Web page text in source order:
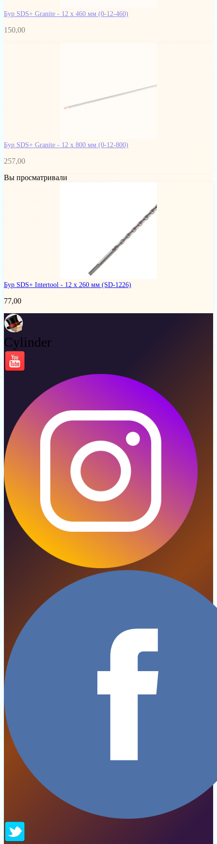
Бур SDS+ Granite - 12 х 460 мм (0-12-460)
150,00
Бур SDS+ Granite - 12 x 800 мм (0-12-800)
257,00
Вы просматривали
Бур SDS+ Intertool - 12 х 260 мм (SD-1226)
77,00
Cylinder